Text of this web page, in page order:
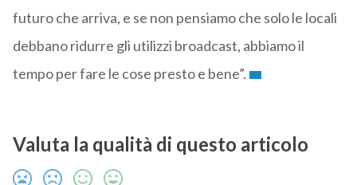
futuro che arriva, e se non pensiamo che solo le locali
debbano ridurre gli utilizzi broadcast, abbiamo il
tempo per fare le cose presto e bene”.
Valuta la qualità di questo articolo